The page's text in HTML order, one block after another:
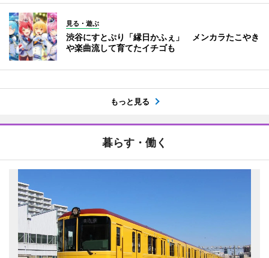
見る・遊ぶ
渋谷にすとぷり「縁日かふぇ」 メンカラたこやき
や楽曲流して育てたイチゴも
もっと見る
暮らす・働く